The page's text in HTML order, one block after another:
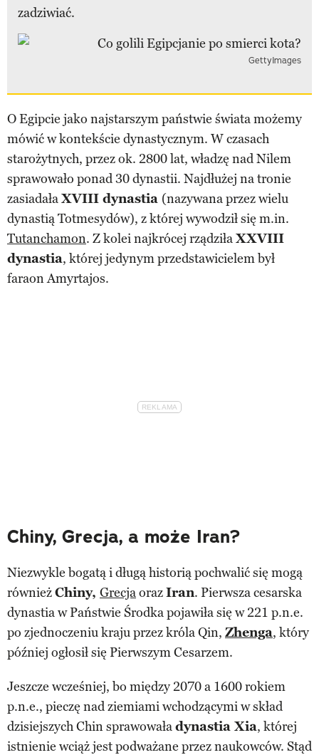
zadziwiać.
GettyImages
O Egipcie jako najstarszym państwie świata możemy
mówić w kontekście dynastycznym. W czasach
starożytnych, przez ok. 2800 lat, władzę nad Nilem
sprawowało ponad 30 dynastii. Najdłużej na tronie
zasiadałaXVIII dynastia (nazywana przez wielu
dynastią Totmesydów), z której wywodził się m.in.
Tutanchamon. Z kolei najkrócej rządziłaXXVIII
dynastia, której jedynym przedstawicielem był
faraon Amyrtajos.
Chiny, Grecja, a może Iran?
Niezwykle bogatą i długą historią pochwalić się mogą
równieżChiny, GrecjaorazIran. Pierwsza cesarska
dynastia w Państwie Środka pojawiła się w 221 p.n.e.
po zjednoczeniu kraju przez króla Qin, Zhenga, który
później ogłosił się Pierwszym Cesarzem.
Jeszcze wcześniej, bo między 2070 a 1600 rokiem
p.n.e., pieczę nad ziemiami wchodzącymi w skład
dzisiejszych Chin sprawowaładynastia Xia, której
istnienie wciąż jest podważane przez naukowców. Stąd